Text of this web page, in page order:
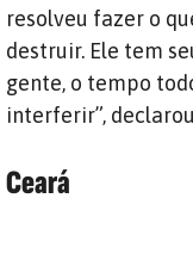
resolveu fazer o
destruir. Ele tem
gente, o tempo
interferir”,
Ceará